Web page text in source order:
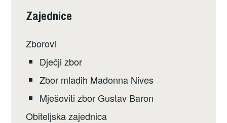
Zajednice
Zborovi
Dječji zbor
Zbor mladih Madonna Nives
Mješoviti zbor Gustav Baron
Obiteljska zajednica